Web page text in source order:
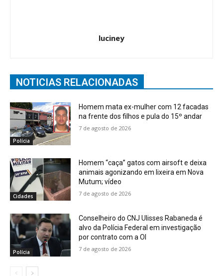
luciney
NOTICIAS RELACIONADAS
Polícia
Homem mata ex-mulher com 12 facadas
na frente dos filhos e pula do 15º andar
7 de agosto de 2026
Cidades
Homem “caça” gatos com airsoft e deixa
animais agonizando em lixeira em Nova
Mutum; vídeo
7 de agosto de 2026
Polícia
Conselheiro do CNJ Ulisses Rabaneda é
alvo da Polícia Federal em investigação
por contrato com a OI
7 de agosto de 2026